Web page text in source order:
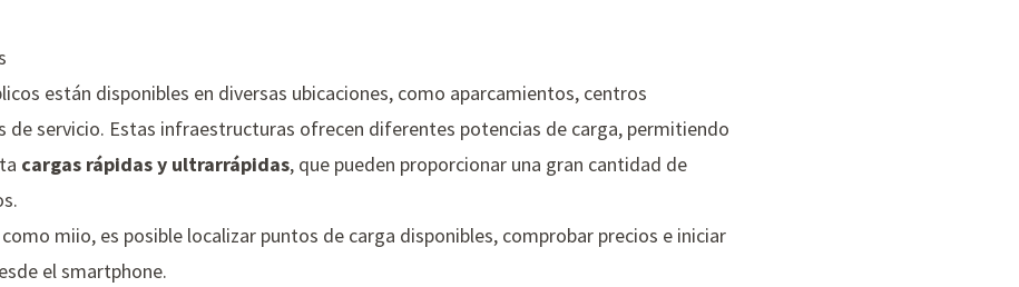
están disponibles en diversas ubicaciones, como aparcamientos, centros
de servicio. Estas infraestructuras ofrecen diferentes potencias de carga, permitiendo
cargas rápidas y ultrarrápidas, que pueden proporcionar una gran cantidad de
miio, es posible localizar puntos de carga disponibles, comprobar precios e iniciar
el smartphone.